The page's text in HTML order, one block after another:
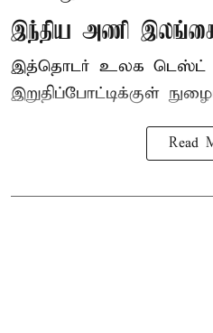
இந்திய அணி
இத்தொடர் உலக டெஸ்ட்
இறுதிப்போட்டிக்குள்
Read